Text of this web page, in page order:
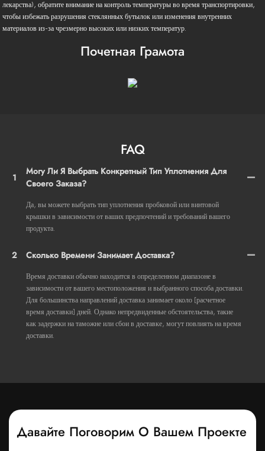
лекарства), обратите внимание на контроль температуры во время транспортировки,
чтобы избежать разрушения стеклянных бутылок или изменения внутренних
материалов из-за чрезмерно высоких или низких температур.
Почетная Грамота
FAQ
1
Могу Ли Я Выбрать Конкретный Тип Уплотнения Для
Своего Заказа?
Да, вы можете выбрать тип уплотнения пробковой или винтовой
крышки в зависимости от ваших предпочтений и требований вашего
продукта.
2 Сколько Времени Занимает Доставка?
Время доставки обычно находится в определенном диапазоне в
зависимости от вашего местоположения и выбранного способа доставки.
Для большинства направлений доставка занимает около [расчетное
время доставки] дней. Однако непредвиденные обстоятельства, такие
как задержки на таможне или сбои в доставке, могут повлиять на время
доставки.
Давайте Поговорим О Вашем Проекте